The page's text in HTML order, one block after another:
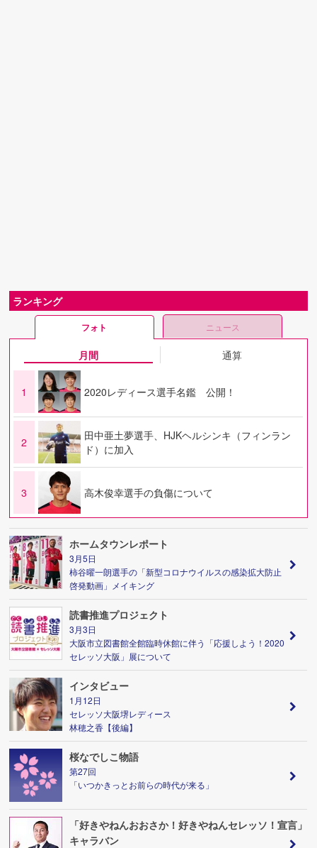
ランキング
フォト ニュース
月間 通算
1 2020レディース選手名鑑 公開！
2
田中亜土夢選手、HJKヘルシンキ（フィンラン
ド）に加入
3 高木俊幸選手の負傷について
ホームタウンレポート
3月5日
柿谷曜一朗選手の「新型コロナウイルスの感染拡大防止
啓発動画」メイキング
読書推進プロジェクト
3月3日
大阪市立図書館全館臨時休館に伴う「応援しよう！2020
セレッソ大阪」展について
インタビュー
1月12日
セレッソ大阪堺レディース
林穂之香【後編】
桜なでしこ物語
第27回
「いつかきっとお前らの時代が来る」
「好きやねんおおさか！好きやねんセレッソ！宣言」
キャラバン